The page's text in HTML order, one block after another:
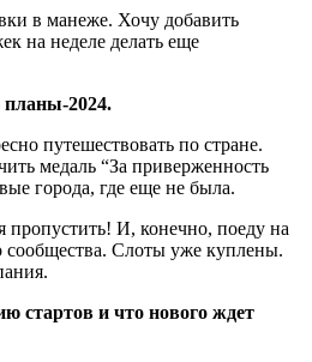
в манеже. Хочу добавить
на неделе делать еще
планы-2024.
путешествовать по стране.
медаль “За приверженность
города, где еще не была.
И, конечно, поеду на
сообщества. Слоты уже куплены.
стартов и что нового ждет